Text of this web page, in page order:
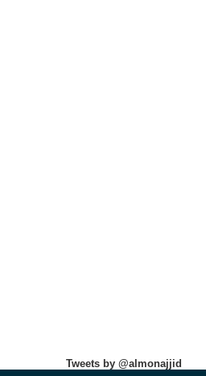
Tweets by @almonajjid